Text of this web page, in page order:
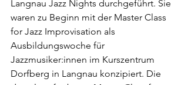
Langnau Jazz Nights durchgeführt. Sie
waren zu Beginn mit der Master Class
for Jazz Improvisation als
Ausbildungswoche für
Jazzmusiker:innen im Kurszentrum
Dorfberg in Langnau konzipiert. Die